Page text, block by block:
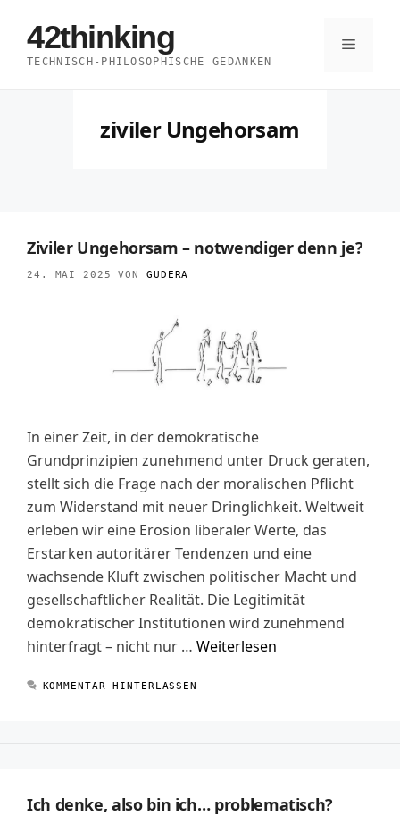
Inhalt
springen
42thinking
TECHNISCH-PHILOSOPHISCHE GEDANKEN
Menü
ziviler Ungehorsam
Ziviler Ungehorsam – notwendiger denn je?
24. MAI 2025 VON GUDERA
In einer Zeit, in der demokratische
Grundprinzipien zunehmend unter Druck geraten,
stellt sich die Frage nach der moralischen Pflicht
zum Widerstand mit neuer Dringlichkeit. Weltweit
erleben wir eine Erosion liberaler Werte, das
Erstarken autoritärer Tendenzen und eine
wachsende Kluft zwischen politischer Macht und
gesellschaftlicher Realität. Die Legitimität
demokratischer Institutionen wird zunehmend
hinterfragt – nicht nur … Weiterlesen
KOMMENTAR HINTERLASSEN
Ich denke, also bin ich… problematisch?